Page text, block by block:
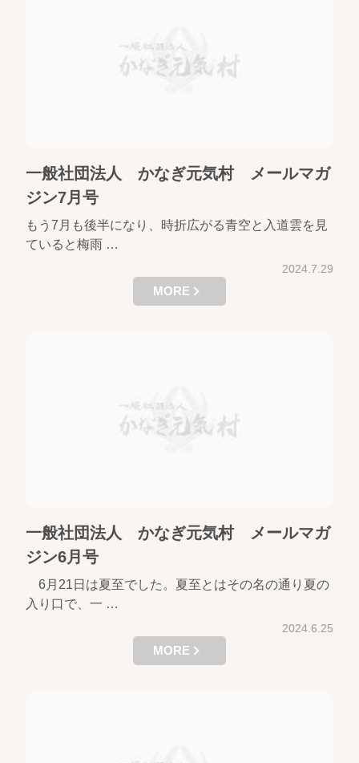
一般社団法人 かなぎ元気村 メールマガ
ジン7月号
もう7月も後半になり、時折広がる青空と入道雲を見
ていると梅雨 …
2024.7.29
MORE
一般社団法人 かなぎ元気村 メールマガ
ジン6月号
6月21日は夏至でした。夏至とはその名の通り夏の
入り口で、一 …
2024.6.25
MORE